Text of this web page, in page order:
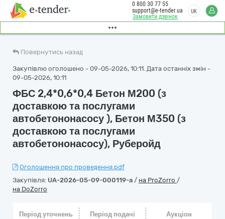
Замовити дзвінок
0 800 30 77 55
support@e-tender.ua
UK
Повернутись назад
Закупівлю оголошено - 09-05-2026, 10:11. Дата останніх змін -
09-05-2026, 10:11
ФБС 2,4*0,6*0,4 Бетон М200 (з
доставкою та послугами
автобетононасосу ), Бетон М350 (з
доставкою та послугами
автобетононасосу), Руберойд
Оголошення про проведення.pdf
Закупівля: UA-2026-05-09-000119-a / на ProZorro /
на DoZorro
Період уточнень
Період подачі
Аукціон